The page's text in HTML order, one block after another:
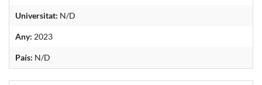
Universitat: N/D
Any: 2023
País: N/D